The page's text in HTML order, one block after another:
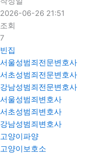
기
2026-06-26 21:51
조회
7
빈집
서울성범죄전문변호사
서초성범죄전문변호사
강남성범죄전문변호사
서울성범죄변호사
서초성범죄변호사
강남성범죄변호사
고양이파양
고양이보호소